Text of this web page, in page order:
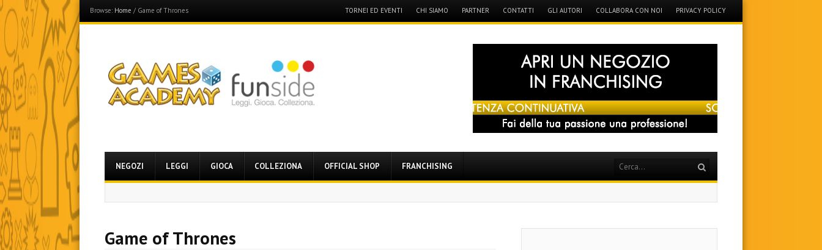
Browse: Home / Game of Thrones Menu
Skip
to
TORNEI ED EVENTI CHI SIAMO PARTNER CONTATTI GLI AUTORI COLLABORA CON NOI PRIVACY POLICY
Games Academy
Menu
content
NEGOZI LEGGI GIOCA COLLEZIONA OFFICIAL SHOP FRANCHISING Search
Game of Thrones